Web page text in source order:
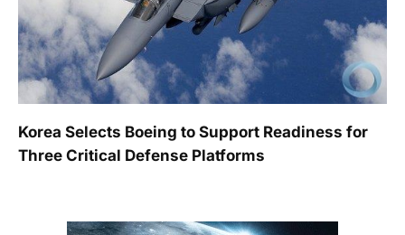
Korea Selects Boeing to Support Readiness for
Three Critical Defense Platforms